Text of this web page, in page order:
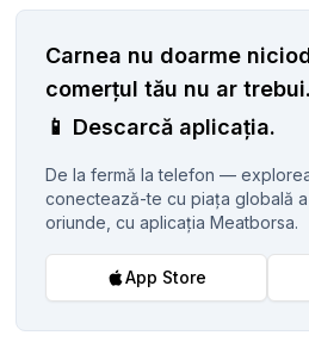
Carnea nu doarme
comerțul tău nu ar trebui.
📱 Descarcă aplicația.
De la fermă la telefon —
conectează-te cu piața globală a
oriunde, cu aplicația Meatborsa.
App Store